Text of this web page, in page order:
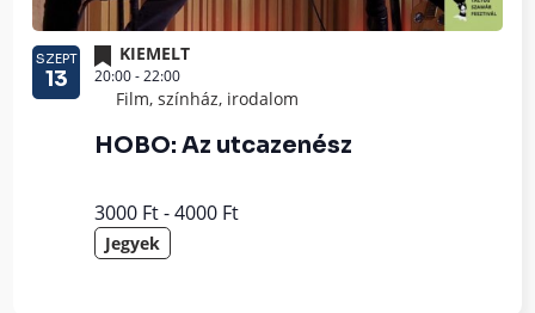
SZEPT
13
HOBO: Az utcazenész
KIEMELT
20:00-22:00
Film, színház, irodalom
Jegyek
3000 Ft - 4000 Ft